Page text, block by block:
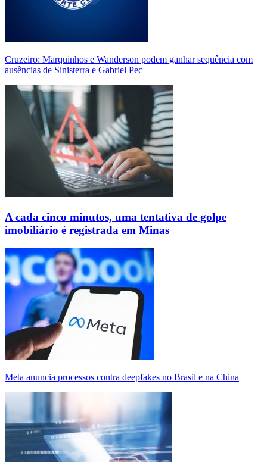
Cruzeiro: Marquinhos e Wanderson podem ganhar sequência com
ausências de Sinisterra e Gabriel Pec
A cada cinco minutos, uma tentativa de golpe
imobiliário é registrada em Minas
Meta anuncia processos contra deepfakes no Brasil e na China